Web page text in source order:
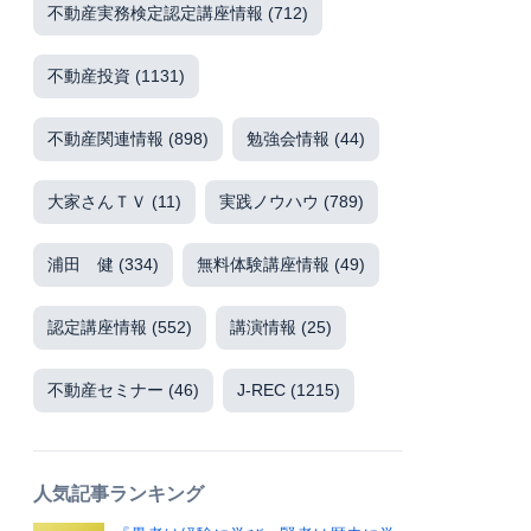
不動産実務検定認定講座情報 (712)
不動産投資 (1131)
不動産関連情報 (898) 勉強会情報 (44)
大家さんＴＶ (11) 実践ノウハウ (789)
浦田 健 (334) 無料体験講座情報 (49)
認定講座情報 (552) 講演情報 (25)
不動産セミナー (46) J-REC (1215)
人気記事ランキング